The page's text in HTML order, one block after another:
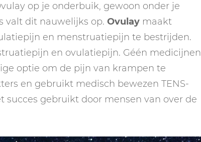
op je onderbuik, gewoon onder je
valt dit nauwelijks op. Ovulay maakt
en menstruatiepijn te bestrijden.
en ovulatiepijn. Géén medicijnen
optie om de pijn van krampen te
en gebruikt medisch bewezen TENS-
gebruikt door mensen van over de